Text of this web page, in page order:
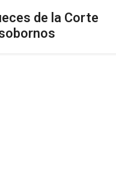
de la Corte